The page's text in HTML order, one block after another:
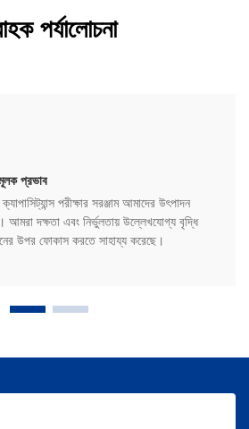
পর্যালোচনা
প্রভাব
পরীক্ষার সরঞ্জাম আমাদের উৎপাদন
আমরা দক্ষতা এবং নির্ভুলতায় উল্লেখযোগ্য বৃদ্ধি
উপর ফোকাস করতে সাহায্য করেছে।